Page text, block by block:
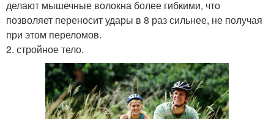
делают мышечные волокна более гибкими, что
позволяет переносит удары в 8 раз сильнее, не получая
при этом переломов.
2. стройное тело.